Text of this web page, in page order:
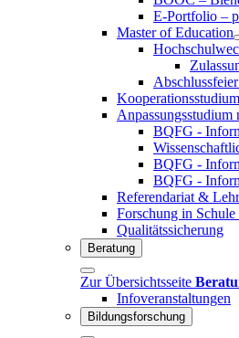
E-Portfolio –
Master of Education
Anpassungsstudium
BQFG -
BQFG -
BQFG -
Referendariat &
Forschung in
Qualitätssicherung
Beratung
Zur Übersichtsseite
Infoveranstaltungen
Bildungsforschung